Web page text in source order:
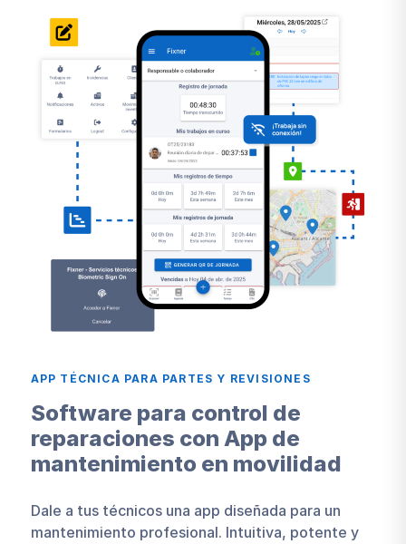
APP TÉCNICA PARA PARTES Y REVISIONES
Software para control de
reparaciones con App de
mantenimiento en movilidad
Dale a tus técnicos una app diseñada para un
mantenimiento profesional. Intuitiva, potente y